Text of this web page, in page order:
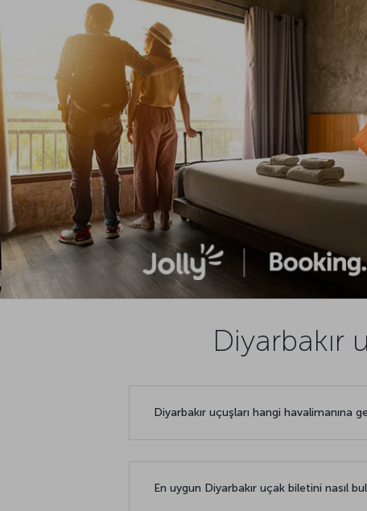
Diyarbakır
Diyarbakır uçuşları hangi havalimanına
En uygun Diyarbakır uçak biletini nasıl